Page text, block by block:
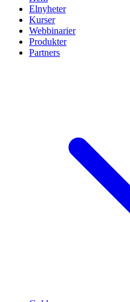
Elnyheter
Kurser
Webbinarier
Produkter
Partners